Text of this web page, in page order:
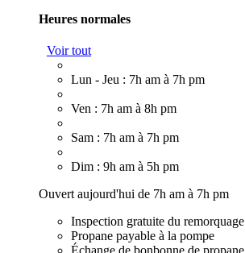
Heures normales
Voir tout
Lun - Jeu : 7h am à 7h pm
Ven : 7h am à 8h pm
Sam : 7h am à 7h pm
Dim : 9h am à 5h pm
Ouvert aujourd'hui de 7h am à 7h pm
Inspection gratuite du remorquage
Propane payable à la pompe
Échange de bonbonne de propane